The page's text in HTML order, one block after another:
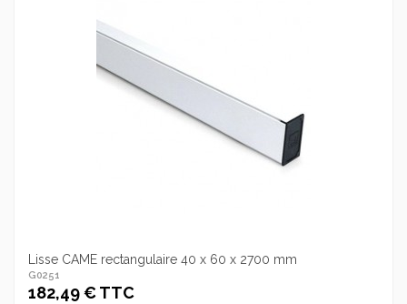
Lisse CAME rectangulaire 40 x 60 x 2700 mm
G0251
182,49 € TTC